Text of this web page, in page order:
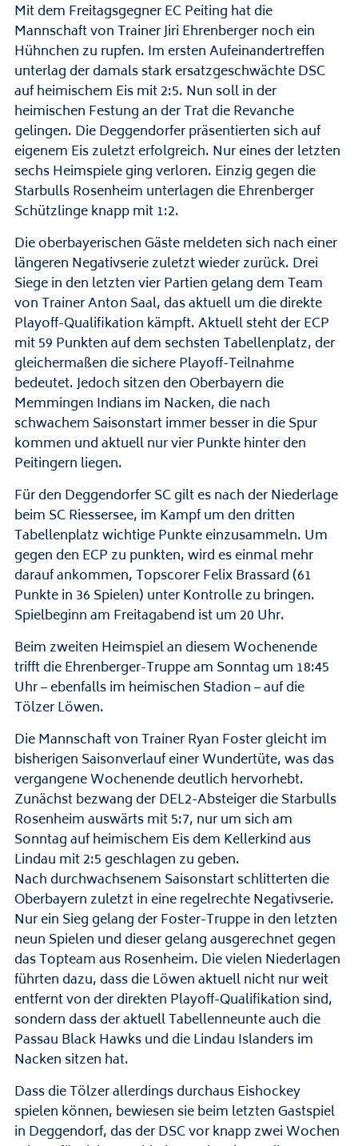
Mit dem Freitagsgegner EC Peiting hat die
Mannschaft von Trainer Jiri Ehrenberger noch ein
Hühnchen zu rupfen. Im ersten Aufeinandertreffen
unterlag der damals stark ersatzgeschwächte DSC
auf heimischem Eis mit 2:5. Nun soll in der
heimischen Festung an der Trat die Revanche
gelingen. Die Deggendorfer präsentierten sich auf
eigenem Eis zuletzt erfolgreich. Nur eines der letzten
sechs Heimspiele ging verloren. Einzig gegen die
Starbulls Rosenheim unterlagen die Ehrenberger
Schützlinge knapp mit 1:2.
Die oberbayerischen Gäste meldeten sich nach einer
längeren Negativserie zuletzt wieder zurück. Drei
Siege in den letzten vier Partien gelang dem Team
von Trainer Anton Saal, das aktuell um die direkte
Playoff-Qualifikation kämpft. Aktuell steht der ECP
mit 59 Punkten auf dem sechsten Tabellenplatz, der
gleichermaßen die sichere Playoff-Teilnahme
bedeutet. Jedoch sitzen den Oberbayern die
Memmingen Indians im Nacken, die nach
schwachem Saisonstart immer besser in die Spur
kommen und aktuell nur vier Punkte hinter den
Peitingern liegen.
Für den Deggendorfer SC gilt es nach der Niederlage
beim SC Riessersee, im Kampf um den dritten
Tabellenplatz wichtige Punkte einzusammeln. Um
gegen den ECP zu punkten, wird es einmal mehr
darauf ankommen, Topscorer Felix Brassard (61
Punkte in 36 Spielen) unter Kontrolle zu bringen.
Spielbeginn am Freitagabend ist um 20 Uhr.
Beim zweiten Heimspiel an diesem Wochenende
trifft die Ehrenberger-Truppe am Sonntag um 18:45
Uhr – ebenfalls im heimischen Stadion – auf die
Tölzer Löwen.
Die Mannschaft von Trainer Ryan Foster gleicht im
bisherigen Saisonverlauf einer Wundertüte, was das
vergangene Wochenende deutlich hervorhebt.
Zunächst bezwang der DEL2-Absteiger die Starbulls
Rosenheim auswärts mit 5:7, nur um sich am
Sonntag auf heimischem Eis dem Kellerkind aus
Lindau mit 2:5 geschlagen zu geben.
Nach durchwachsenem Saisonstart schlitterten die
Oberbayern zuletzt in eine regelrechte Negativserie.
Nur ein Sieg gelang der Foster-Truppe in den letzten
neun Spielen und dieser gelang ausgerechnet gegen
das Topteam aus Rosenheim. Die vielen Niederlagen
führten dazu, dass die Löwen aktuell nicht nur weit
entfernt von der direkten Playoff-Qualifikation sind,
sondern dass der aktuell Tabellenneunte auch die
Passau Black Hawks und die Lindau Islanders im
Nacken sitzen hat.
Dass die Tölzer allerdings durchaus Eishockey
spielen können, bewiesen sie beim letzten Gastspiel
in Deggendorf, das der DSC vor knapp zwei Wochen